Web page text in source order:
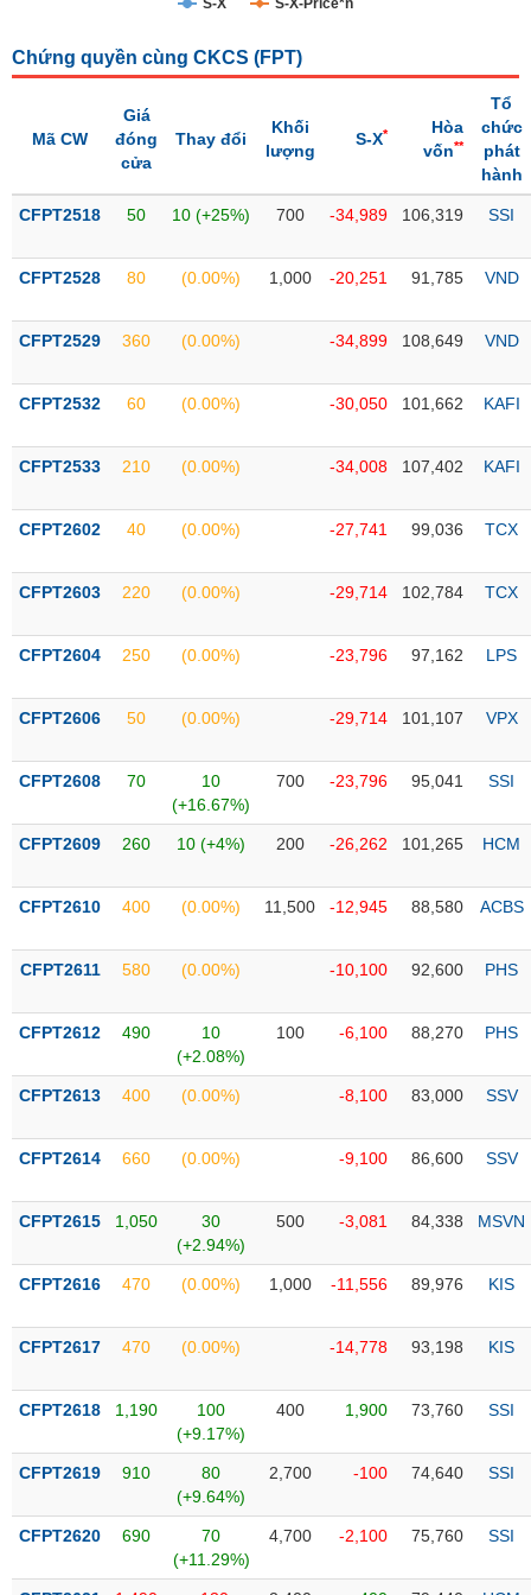
thái
thị
Niêm
Niêm
mới
yết
bổ
Hủy
yết
dõi
biệt
được
ký
Danh
ETF
phiếu
tiết
quan
dịch
chính
tích
thuật
sơ
doanh
Tin
sự
S-X S-X-Price*n
Chứng quyền cùng CKCS (FPT)
Mã CW
Giá
đóng
cửa
Thay đổi
Khối
lượng
S-X*
Hòa
vốn**
Tổ
chức
phát
hành
CFPT2518 50 10 (+25%) 700 -34,989 106,319 SSI
CFPT2528 80 (0.00%) 1,000 -20,251 91,785 VND
CFPT2529 360 (0.00%) -34,899 108,649 VND
CFPT2532 60 (0.00%) -30,050 101,662 KAFI
CFPT2533 210 (0.00%) -34,008 107,402 KAFI
CFPT2602 40 (0.00%) -27,741 99,036 TCX
CFPT2603 220 (0.00%) -29,714 102,784 TCX
CFPT2604 250 (0.00%) -23,796 97,162 LPS
CFPT2606 50 (0.00%) -29,714 101,107 VPX
CFPT2608 70
10
(+16.67%)
700 -23,796 95,041 SSI
CFPT2609 260 10 (+4%) 200 -26,262 101,265 HCM
CFPT2610 400 (0.00%) 11,500 -12,945 88,580 ACBS
CFPT2611 580 (0.00%) -10,100 92,600 PHS
CFPT2612 490
10
(+2.08%)
100 -6,100 88,270 PHS
CFPT2613 400 (0.00%) -8,100 83,000 SSV
CFPT2614 660 (0.00%) -9,100 86,600 SSV
CFPT2615 1,050
30
(+2.94%)
500 -3,081 84,338 MSVN
CFPT2616 470 (0.00%) 1,000 -11,556 89,976 KIS
CFPT2617 470 (0.00%) -14,778 93,198 KIS
CFPT2618 1,190
100
(+9.17%)
400 1,900 73,760 SSI
CFPT2619 910
80
(+9.64%)
2,700 -100 74,640 SSI
CFPT2620 690
70
(+11.29%)
4,700 -2,100 75,760 SSI
NGÀNH
NGHIỆP
PHIẾU
PHÁI
TRÁI
PHIẾU
CÔNG
CỤ
TƯ
DỮ
LIỆU
MỚI
Ngành
(-)
VS-
SECTOR
VẬT
CÔNG